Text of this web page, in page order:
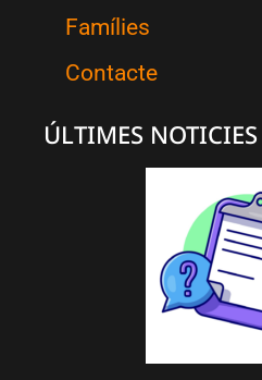
Famílies
Contacte
ÚLTIMES NOTICIES